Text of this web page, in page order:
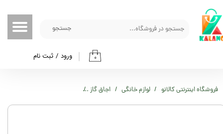
جستجو
۰ ورود / ثبت نام
حساب کاربری من
تغییر گذر واژه
خروج از حساب کاربری
فروشگاه اینترنتی کالانو لوازم خانگی اجاق گاز